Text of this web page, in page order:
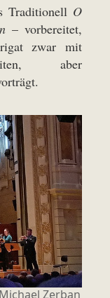
Traditionell O
– vorbereitet,
zwar mit
aber
Zerban